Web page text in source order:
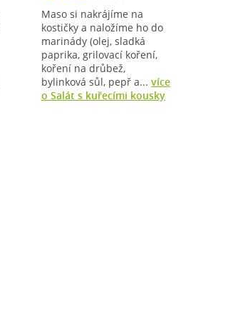
Maso si nakrájíme na
kostičky a naložíme ho do
marinády (olej, sladká
paprika, grilovací koření,
koření na drůbež,
bylinková sůl, pepř a... více
o Salát s kuřecími kousky